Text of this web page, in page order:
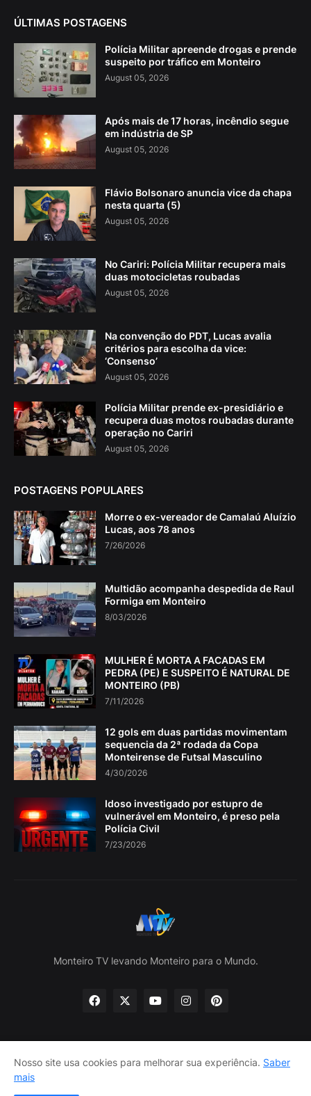
ÚLTIMAS POSTAGENS
Polícia Militar apreende drogas e prende
suspeito por tráfico em Monteiro
August 05, 2026
Após mais de 17 horas, incêndio segue
em indústria de SP
August 05, 2026
Flávio Bolsonaro anuncia vice da chapa
nesta quarta (5)
August 05, 2026
No Cariri: Polícia Militar recupera mais
duas motocicletas roubadas
August 05, 2026
Na convenção do PDT, Lucas avalia
critérios para escolha da vice:
‘Consenso’
August 05, 2026
Polícia Militar prende ex-presidiário e
recupera duas motos roubadas durante
operação no Cariri
August 05, 2026
POSTAGENS POPULARES
Morre o ex-vereador de Camalaú Aluízio
Lucas, aos 78 anos
7/26/2026
Multidão acompanha despedida de Raul
Formiga em Monteiro
8/03/2026
MULHER É MORTA A FACADAS EM
PEDRA (PE) E SUSPEITO É NATURAL DE
MONTEIRO (PB)
7/11/2026
12 gols em duas partidas movimentam
sequencia da 2ª rodada da Copa
Monteirense de Futsal Masculino
4/30/2026
Idoso investigado por estupro de
vulnerável em Monteiro, é preso pela
Polícia Civil
7/23/2026
Monteiro TV levando Monteiro para o Mundo.
Home Sobre nós
política de Privacidade
Nosso site usa cookies para melhorar sua experiência. Saber
mais